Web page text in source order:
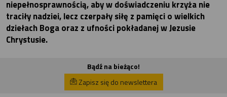
niepełnosprawnością, aby w doświadczeniu krzyża nie
traciły nadziei, lecz czerpały siłę z pamięci o wielkich
dziełach Boga oraz z ufności pokładanej w Jezusie
Chrystusie.
Bądź na bieżąco!
Zapisz się do newslettera